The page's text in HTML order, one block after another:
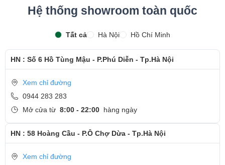
Hệ thống showroom toàn quốc
Tất cả Hà Nội Hồ Chí Minh
HN : Số 6 Hồ Tùng Mậu - P.Phú Diễn - Tp.Hà Nội
Xem chỉ đường
0944 283 283
Mở cửa từ 8:00 - 22:00 hàng ngày
HN : 58 Hoàng Cầu - P.Ô Chợ Dừa - Tp.Hà Nội
Xem chỉ đường